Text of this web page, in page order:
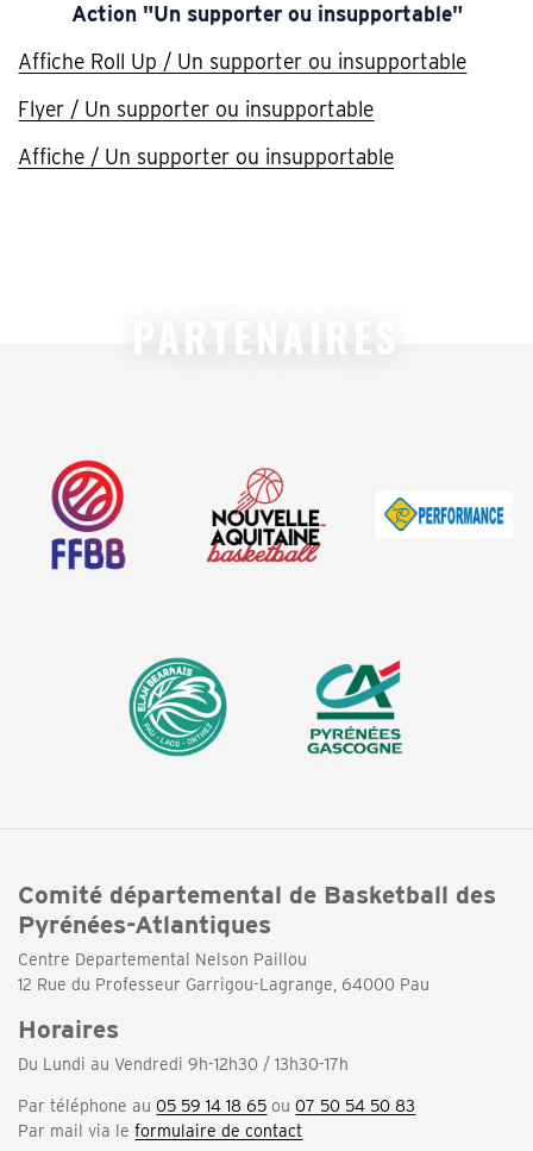
Action "Un supporter ou insupportable"
Affiche Roll Up / Un supporter ou insupportable
Flyer / Un supporter ou insupportable
Affiche / Un supporter ou insupportable
PARTENAIRES
Comité départemental de Basketball des
Pyrénées-Atlantiques
Centre Departemental Nelson Paillou
12 Rue du Professeur Garrigou-Lagrange, 64000 Pau
Horaires
Du Lundi au Vendredi 9h-12h30 / 13h30-17h
Par téléphone au 05 59 14 18 65 ou 07 50 54 50 83
Par mail via le formulaire de contact